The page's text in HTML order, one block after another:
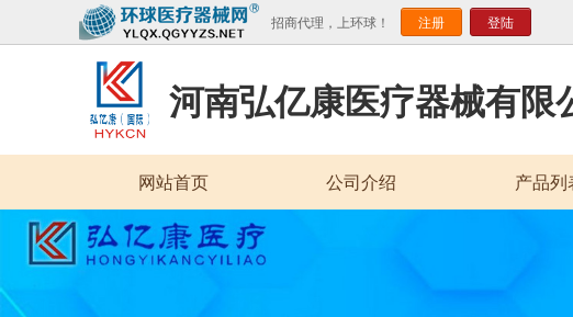
招商代理，上环球！ 注册 登陆
河南弘亿康医疗器械有限
网站首页 公司介绍 产品列